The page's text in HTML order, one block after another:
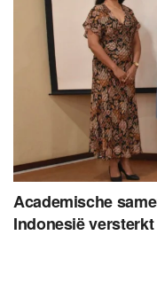
Academische
Indonesië